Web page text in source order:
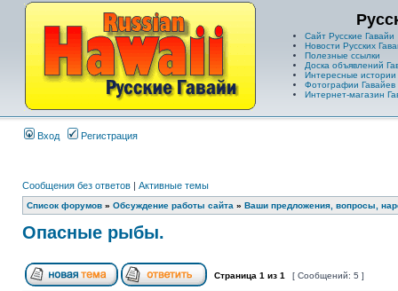
Сайт Русские Гавайи
Новости Русских
Полезные ссылки
Доска объявлений
Интересные истории
Фотографии Гавайев
Интернет-магазин
Вход Регистрация
Сообщения без ответов | Активные темы
Список форумов » Обсуждение работы сайта » Ваши предложения, вопросы,
Опасные рыбы.
Страница 1 из 1 [ Сообщений: 5 ]